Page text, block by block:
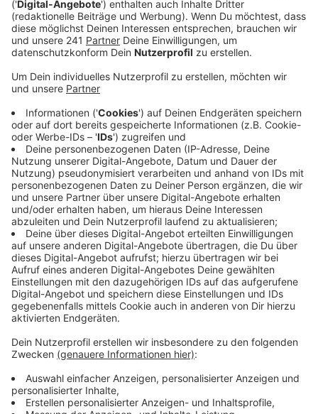
Der Song ist sehr repräsentativ für das Album hat uns
Lauv verraten. Es gebe helle und dunkle Seiten auf der
Platte. Der Song selbst ist zwar zum einen sehr
optimistisch, sieht aber auch die dunkle Seite.
Geschrieben hat Lauv den Song übrigens mit seiner
Freundin und er geht über die Liebe der Beiden. Da
freuen wir uns auf das neue Album, dass dieses Jahr
noch kommen soll. Wann genau wissen wir aber leider
noch nicht.
Anzeige
Wir benötigen Ihre
Zustimmung, um den YouTube
Video-Service zu laden!
Wir verwenden einen Service eines
Drittanbieters, um Videoinhalte
einzubetten. Dieser Service kann
Daten zu Ihren Aktivitäten
sammeln. Bitte lesen Sie die